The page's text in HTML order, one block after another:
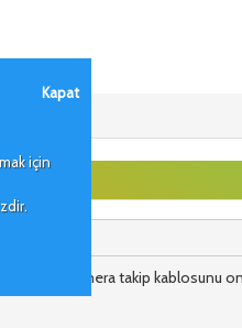
Kapat
için
yoksa, kamera takip kablosunu